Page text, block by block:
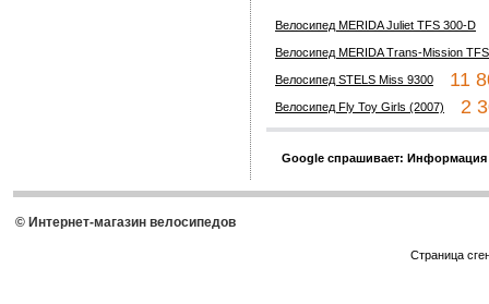
Велосипед MERIDA Juliet TFS 300-D
Велосипед MERIDA Trans-Mission
Велосипед STELS Miss 9300 11
Велосипед Fly Toy Girls (2007) 2
Google спрашивает:
© Интернет-магазин велосипедов
Страница